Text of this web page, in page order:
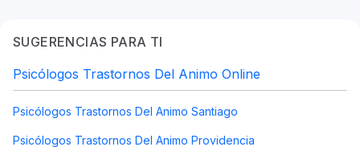
SUGERENCIAS PARA TI
Psicólogos Trastornos Del Animo Online
Psicólogos Trastornos Del Animo Santiago
Psicólogos Trastornos Del Animo Providencia